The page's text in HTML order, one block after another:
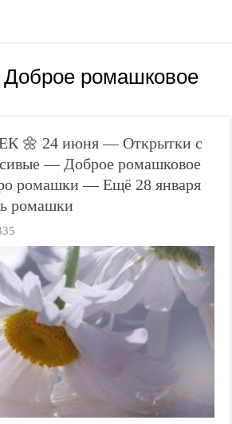
Доброе ромашковое
🌼 24 июня — Открытки с
— Доброе ромашковое
ромашки — Ещё 28 января
ромашки